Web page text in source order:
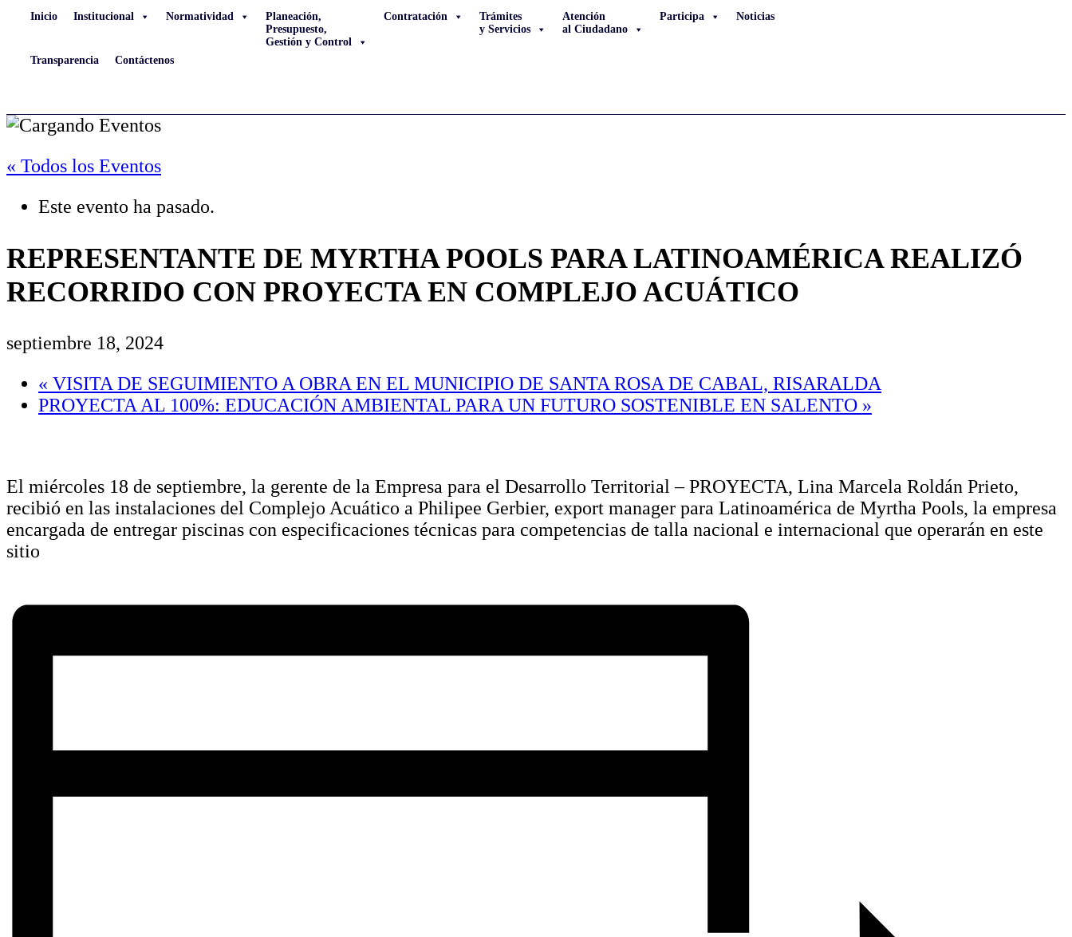
Inicio Institucional Normatividad
Planeación,
Presupuesto,
Gestión y Control
Contratación
Trámites
y Servicios
Atención
al Ciudadano
Participa Noticias
Transparencia Contáctenos
« Todos los Eventos
Este evento ha pasado.
REPRESENTANTE DE MYRTHA POOLS PARA LATINOAMÉRICA REALIZÓ
RECORRIDO CON PROYECTA EN COMPLEJO ACUÁTICO
septiembre 18, 2024
« VISITA DE SEGUIMIENTO A OBRA EN EL MUNICIPIO DE SANTA ROSA DE CABAL, RISARALDA
PROYECTA AL 100%: EDUCACIÓN AMBIENTAL PARA UN FUTURO SOSTENIBLE EN SALENTO »
El miércoles 18 de septiembre, la gerente de la Empresa para el Desarrollo Territorial – PROYECTA, Lina Marcela Roldán Prieto,
recibió en las instalaciones del Complejo Acuático a Philipee Gerbier, export manager para Latinoamérica de Myrtha Pools, la empresa
encargada de entregar piscinas con especificaciones técnicas para competencias de talla nacional e internacional que operarán en este
sitio